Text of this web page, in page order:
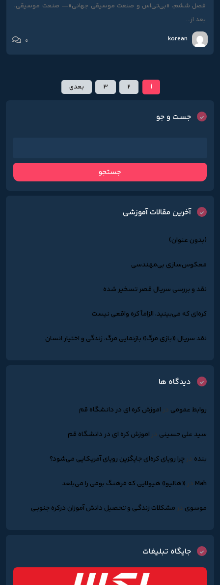
فصل ششم، «بی‌تی‌اس و صنعت موسیقی جهانی»— صنعت موسیقی،
بعد از...
korean
0
1
2
3 بعدی
جست و جو
آخرین مقالات آموزشی
(بدون عنوان)
معکوس‌سازی بی‌مهندسی
نقد و بررسی سریال قصر تسخیر شده
کره‌ای که می‌بینید، الزاماً کره واقعی نیست
نقد سریال «بازی مرگ» بازنمایی مرگ، زندگی و اختیار انسان
دیدگاه ها
روابط عمومی دراموزش کره ای در دانشگاه قم
سید علی حسینی دراموزش کره ای در دانشگاه قم
بنده درچرا رویای کره‌ای جایگزین رویای آمریکایی می‌شود؟
Mah در«هالیو» هیولایی که فرهنگ بومی را می‌بلعد
موسوی درمشکلات زندگـی و تحصیل دانش آموزان درکره جنوبـی
جایگاه تبلیغات